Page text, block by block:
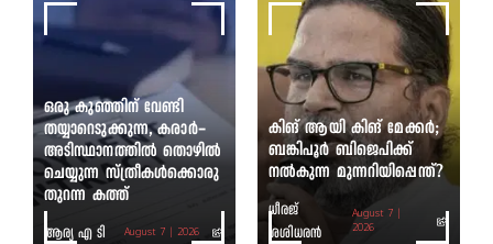
ഒരു കുഞ്ഞിന് വേണ്ടി
തയ്യാറെടുക്കുന്ന, കരാർ-
അടിസ്ഥാനത്തിൽ തൊഴിൽ
ചെയ്യുന്ന സ്ത്രീകൾക്കൊരു
തുറന്ന കത്ത്
ആര്യ എ ടി August 7 | 2026
കിങ് ആയി കിങ് മേക്കർ;
ബങ്കിപൂർ ബിജെപിക്ക്
നൽകുന്ന മുന്നറിയിപ്പെന്ത്?
ധീരജ്
ശശിധരൻ
August 7 |
2026